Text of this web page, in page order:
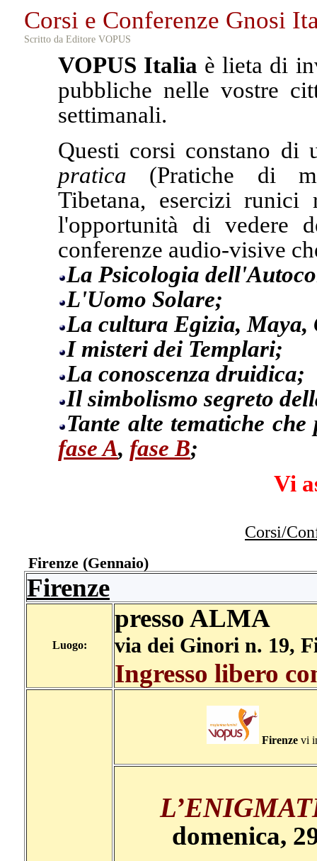
Corsi e Conferenze Gnosi
Scritto da Editore VOPUS
VOPUS Italia è lieta di
pubbliche nelle vostre
settimanali.
Questi corsi constano di
pratica (Pratiche di
Tibetana, esercizi runici
l'opportunità di vedere
conferenze audio-visive
La Psicologia
L'Uomo Solare;
La cultura Egizia, Maya,
I misteri dei Templari;
La conoscenza druidica;
Il simbolismo segreto
Tante alte tematiche
fase A, fase B;
Vi
Corsi/
Firenze (Gennaio)
Firenze
Luogo:
presso ALMA
via dei Ginori n. 19,
Ingresso libero
Firenze vi
domenica,